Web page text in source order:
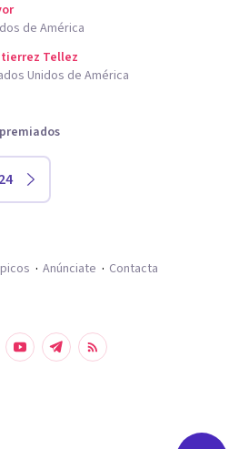
de América
Tellez
Unidos de América
Anúnciate Contacta